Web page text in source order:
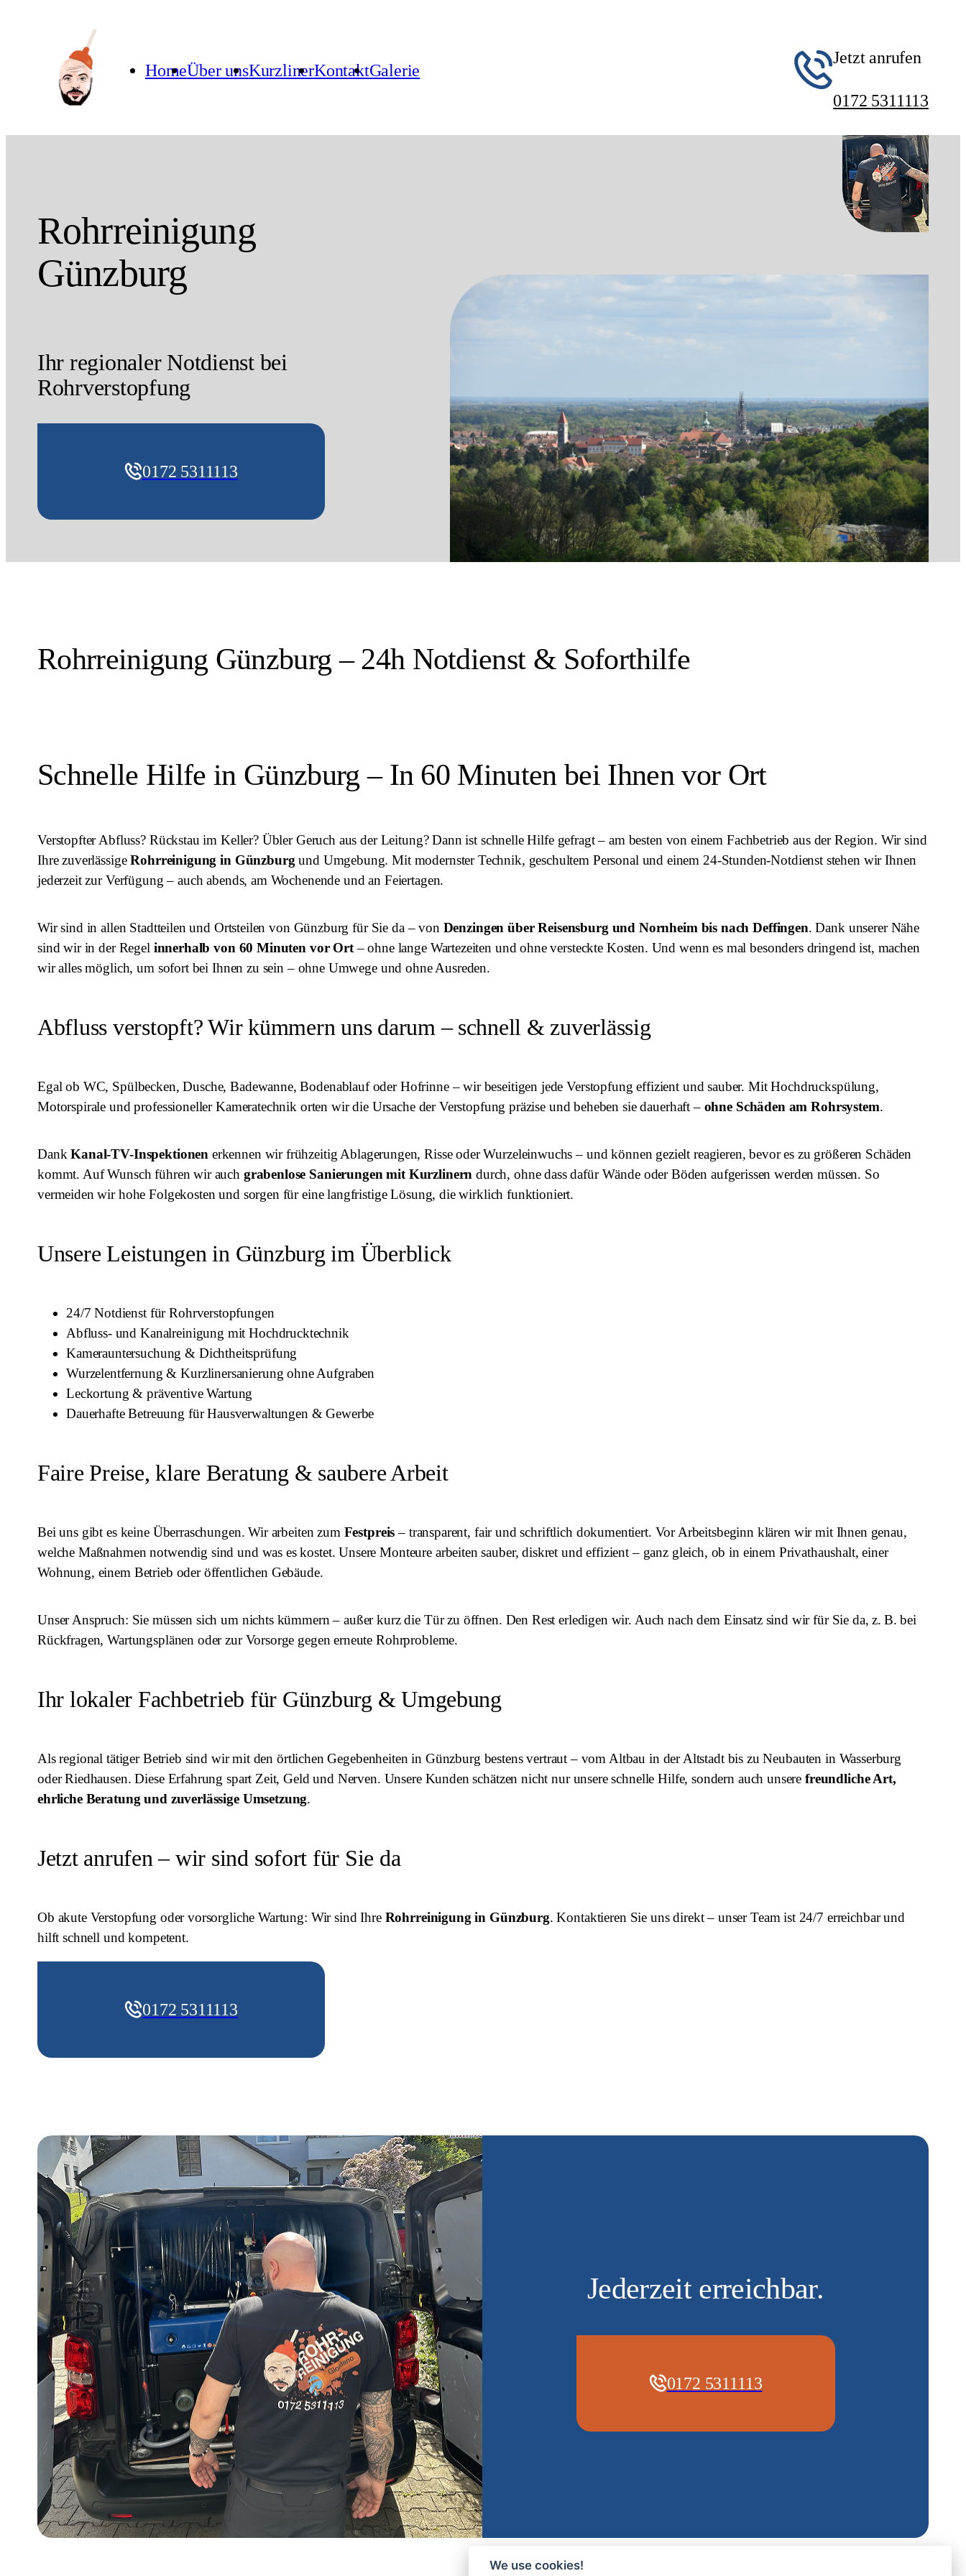
HomeÜber unsKurzlinerKontaktGalerie
Jetzt anrufen
0172 5311113
Rohrreinigung
Günzburg
Ihr regionaler Notdienst bei
Rohrverstopfung
0172 5311113
Rohrreinigung Günzburg – 24h Notdienst & Soforthilfe
Schnelle Hilfe in Günzburg – In 60 Minuten bei Ihnen vor Ort
Verstopfter Abfluss? Rückstau im Keller? Übler Geruch aus der Leitung? Dann ist schnelle Hilfe gefragt – am besten von einem Fachbetrieb aus der Region. Wir sind
Ihre zuverlässigeRohrreinigung in Günzburg und Umgebung. Mit modernster Technik, geschultem Personal und einem 24-Stunden-Notdienst stehen wir Ihnen
jederzeit zur Verfügung – auch abends, am Wochenende und an Feiertagen.
Wir sind in allen Stadtteilen und Ortsteilen von Günzburg für Sie da – von Denzingen über Reisensburg und Nornheim bis nach Deffingen. Dank unserer Nähe
sind wir in der Regel innerhalb von 60 Minuten vor Ort– ohne lange Wartezeiten und ohne versteckte Kosten. Und wenn es mal besonders dringend ist, machen
wir alles möglich, um sofort bei Ihnen zu sein – ohne Umwege und ohne Ausreden.
Abfluss verstopft? Wir kümmern uns darum – schnell & zuverlässig
Egal ob WC, Spülbecken, Dusche, Badewanne, Bodenablauf oder Hofrinne – wir beseitigen jede Verstopfung effizient und sauber. Mit Hochdruckspülung,
Motorspirale und professioneller Kameratechnik orten wir die Ursache der Verstopfung präzise und beheben sie dauerhaft – ohne Schäden am Rohrsystem.
DankKanal-TV-Inspektionen erkennen wir frühzeitig Ablagerungen, Risse oder Wurzeleinwuchs – und können gezielt reagieren, bevor es zu größeren Schäden
kommt. Auf Wunsch führen wir auch grabenlose Sanierungen mit Kurzlinern durch, ohne dass dafür Wände oder Böden aufgerissen werden müssen. So
vermeiden wir hohe Folgekosten und sorgen für eine langfristige Lösung, die wirklich funktioniert.
Unsere Leistungen in Günzburg im Überblick
24/7 Notdienst für Rohrverstopfungen
Abfluss- und Kanalreinigung mit Hochdrucktechnik
Kamerauntersuchung & Dichtheitsprüfung
Wurzelentfernung & Kurzlinersanierung ohne Aufgraben
Leckortung & präventive Wartung
Dauerhafte Betreuung für Hausverwaltungen & Gewerbe
Faire Preise, klare Beratung & saubere Arbeit
Bei uns gibt es keine Überraschungen. Wir arbeiten zum Festpreis– transparent, fair und schriftlich dokumentiert. Vor Arbeitsbeginn klären wir mit Ihnen genau,
welche Maßnahmen notwendig sind und was es kostet. Unsere Monteure arbeiten sauber, diskret und effizient – ganz gleich, ob in einem Privathaushalt, einer
Wohnung, einem Betrieb oder öffentlichen Gebäude.
Unser Anspruch: Sie müssen sich um nichts kümmern – außer kurz die Tür zu öffnen. Den Rest erledigen wir. Auch nach dem Einsatz sind wir für Sie da, z. B. bei
Rückfragen, Wartungsplänen oder zur Vorsorge gegen erneute Rohrprobleme.
Ihr lokaler Fachbetrieb für Günzburg & Umgebung
Als regional tätiger Betrieb sind wir mit den örtlichen Gegebenheiten in Günzburg bestens vertraut – vom Altbau in der Altstadt bis zu Neubauten in Wasserburg
oder Riedhausen. Diese Erfahrung spart Zeit, Geld und Nerven. Unsere Kunden schätzen nicht nur unsere schnelle Hilfe, sondern auch unserefreundliche Art,
ehrliche Beratung und zuverlässige Umsetzung.
Jetzt anrufen – wir sind sofort für Sie da
Ob akute Verstopfung oder vorsorgliche Wartung: Wir sind Ihre Rohrreinigung in Günzburg. Kontaktieren Sie uns direkt – unser Team ist 24/7 erreichbar und
hilft schnell und kompetent.
0172 5311113
Jederzeit erreichbar.
0172 5311113
We use cookies!